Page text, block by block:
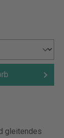
gleitendes